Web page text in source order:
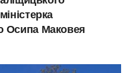
Осипа Маковея